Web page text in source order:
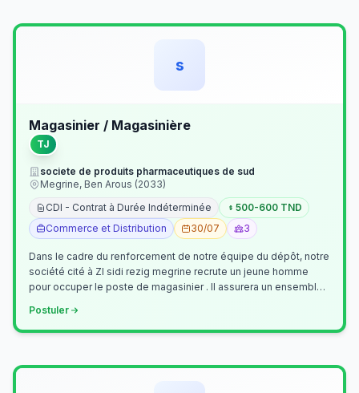
s
Magasinier / Magasinière
TJ
societe de produits pharmaceutiques de sud
Megrine, Ben Arous (2033)
CDI - Contrat à Durée Indéterminée
500-600 TND
Commerce et Distribution
30/07 3
Dans le cadre du renforcement de notre équipe du dépôt, notre
société cité à ZI sidi rezig megrine recrute un jeune homme
pour occuper le poste de magasinier . Il assurera un ensemble
Postuler